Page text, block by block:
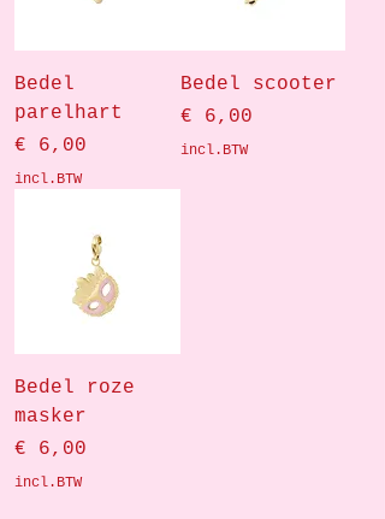
Bedel
parelhart
Prijs
€ 6,00
incl.BTW
Bedel scooter
Prijs
€ 6,00
incl.BTW
Bedel roze
masker
Prijs
€ 6,00
incl.BTW